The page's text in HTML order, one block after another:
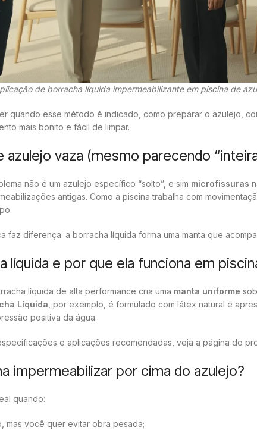
de borracha líquida impermeabilizante em piscina de
quando esse método é indicado, como preparar o azulejo,
mais bonito e fácil de limpar.
azulejo vaza (mesmo parecendo
não é um azulejo específico “solto”, e sim microfissuras
antigas. Como a piscina trabalha com
faz diferença: a borracha líquida forma uma manta que
líquida e por que ela funciona em
líquida de alta performance cria uma manta uniforme
Líquida , por exemplo, é formulado com látex natural e
positiva da água.
e aplicações recomendadas, veja a página do
impermeabilizar por cima do azulejo?
quando:
mas você quer evitar obra pesada;